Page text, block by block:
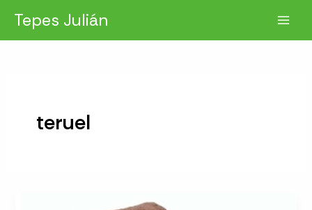
contenido
Tepes Julián
teruel